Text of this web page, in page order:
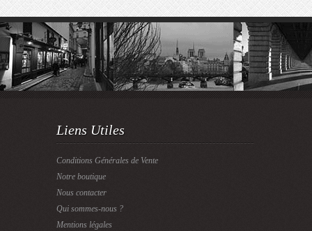
Liens Utiles
Conditions Générales de Vente
Notre boutique
Nous contacter
Qui sommes-nous ?
Mentions légales